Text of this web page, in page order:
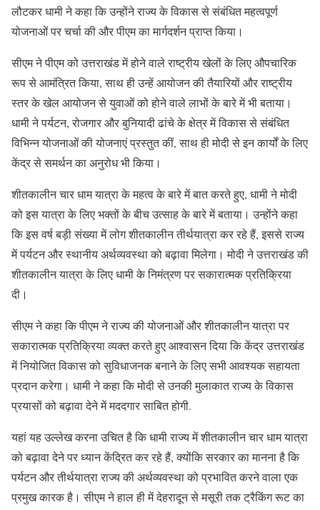
लौटकर धामी ने कहा कि उन्होंने राज्य के विकास से संबंधित महत्वपूर्ण
योजनाओं पर चर्चा की और पीएम का मार्गदर्शन प्राप्त किया।
सीएम ने पीएम को उत्तराखंड में होने वाले राष्ट्रीय खेलों के लिए औपचारिक
रूप से आमंत्रित किया, साथ ही उन्हें आयोजन की तैयारियों और राष्ट्रीय
स्तर के खेल आयोजन से युवाओं को होने वाले लाभों के बारे में भी बताया।
धामी ने पर्यटन, रोजगार और बुनियादी ढांचे के क्षेत्र में विकास से संबंधित
विभिन्न योजनाओं की योजनाएं प्रस्तुत कीं, साथ ही मोदी से इन कार्यों के लिए
केंद्र से समर्थन का अनुरोध भी किया।
शीतकालीन चार धाम यात्रा के महत्व के बारे में बात करते हुए, धामी ने मोदी
को इस यात्रा के लिए भक्तों के बीच उत्साह के बारे में बताया। उन्होंने कहा
कि इस वर्ष बड़ी संख्या में लोग शीतकालीन तीर्थयात्रा कर रहे हैं, इससे राज्य
में पर्यटन और स्थानीय अर्थव्यवस्था को बढ़ावा मिलेगा। मोदी ने उत्तराखंड की
शीतकालीन यात्रा के लिए धामी के निमंत्रण पर सकारात्मक प्रतिक्रिया
दी।
सीएम ने कहा कि पीएम ने राज्य की योजनाओं और शीतकालीन यात्रा पर
सकारात्मक प्रतिक्रिया व्यक्त करते हुए आश्वासन दिया कि केंद्र उत्तराखंड
में नियोजित विकास को सुविधाजनक बनाने के लिए सभी आवश्यक सहायता
प्रदान करेगा। धामी ने कहा कि मोदी से उनकी मुलाकात राज्य के विकास
प्रयासों को बढ़ावा देने में मददगार साबित होगी.
यहां यह उल्लेख करना उचित है कि धामी राज्य में शीतकालीन चार धाम यात्रा
को बढ़ावा देने पर ध्यान केंद्रित कर रहे हैं, क्योंकि सरकार का मानना ​​है कि
पर्यटन और तीर्थयात्रा राज्य की अर्थव्यवस्था को प्रभावित करने वाला एक
प्रमुख कारक है। सीएम ने हाल ही में देहरादून से मसूरी तक ट्रैकिंग रूट का